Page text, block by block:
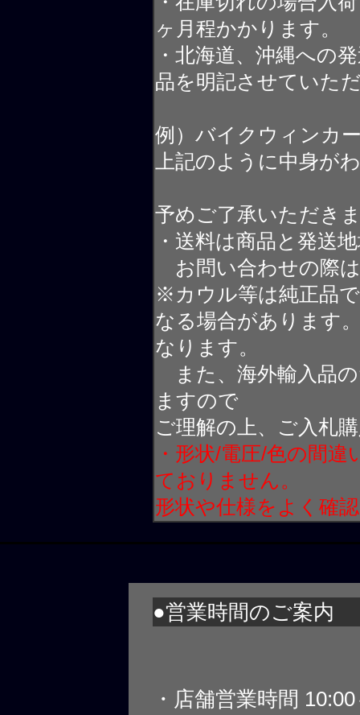
ヶ月程かかります。
・北海道、沖縄への
品を明記させていた
例）バイクウィンカ
上記のように中身が
予めご了承いただき
・送料は商品と発送
お問い合わせの際
※カウル等は純正品
なる場合があります
なります。
また、海外輸入品
ますので
ご理解の上、ご入札
・形状/電圧/色の間
ておりません。
形状や仕様をよく確
●営業時間のご案内
・店舗営業時間